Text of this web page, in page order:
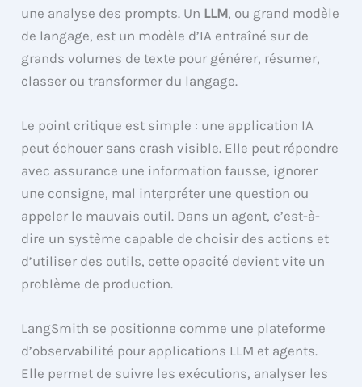
une analyse des prompts. Un LLM, ou grand modèle
de langage, est un modèle d’IA entraîné sur de
grands volumes de texte pour générer, résumer,
classer ou transformer du langage.
Le point critique est simple : une application IA
peut échouer sans crash visible. Elle peut répondre
avec assurance une information fausse, ignorer
une consigne, mal interpréter une question ou
appeler le mauvais outil. Dans un agent, c’est-à-
dire un système capable de choisir des actions et
d’utiliser des outils, cette opacité devient vite un
problème de production.
LangSmith se positionne comme une plateforme
d’observabilité pour applications LLM et agents.
Elle permet de suivre les exécutions, analyser les